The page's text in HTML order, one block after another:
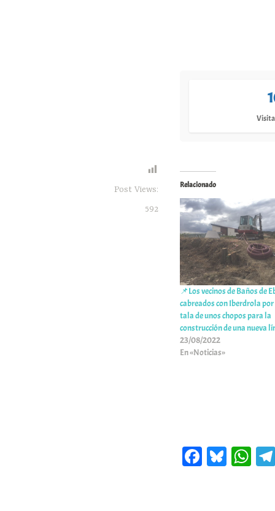
Post Views:
592
Relacionado
📌Los vecinos de Baños de
cabreados con Iberdrola por
tala de unos chopos para la
construcción de una nueva
23/08/2022
En «Noticias»
Fa Bl W